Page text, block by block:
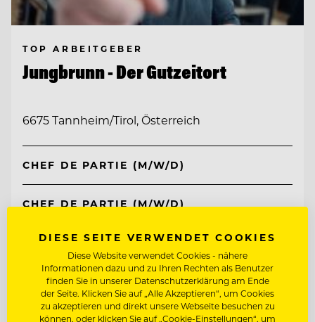
TOP ARBEITGEBER
Jungbrunn - Der Gutzeitort
6675 Tannheim/Tirol, Österreich
CHEF DE PARTIE (M/W/D)
CHEF DE PARTIE (M/W/D)
DIESE SEITE VERWENDET COOKIES
Diese Website verwendet Cookies - nähere
Informationen dazu und zu Ihren Rechten als Benutzer
finden Sie in unserer Datenschutzerklärung am Ende
der Seite. Klicken Sie auf „Alle Akzeptieren“, um Cookies
zu akzeptieren und direkt unsere Webseite besuchen zu
können, oder klicken Sie auf „Cookie-Einstellungen“, um